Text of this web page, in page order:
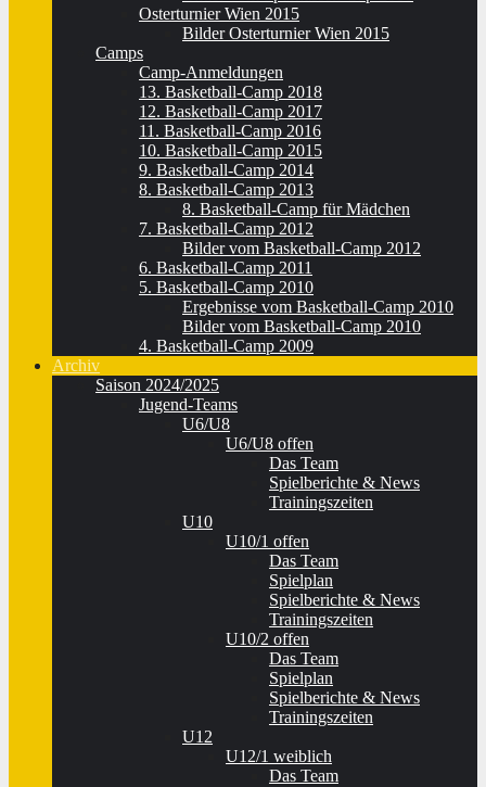
Osterturnier Wien 2015
Bilder Osterturnier Wien 2015
Camps
Camp-Anmeldungen
13. Basketball-Camp 2018
12. Basketball-Camp 2017
11. Basketball-Camp 2016
10. Basketball-Camp 2015
9. Basketball-Camp 2014
8. Basketball-Camp 2013
8. Basketball-Camp für Mädchen
7. Basketball-Camp 2012
Bilder vom Basketball-Camp 2012
6. Basketball-Camp 2011
5. Basketball-Camp 2010
Ergebnisse vom Basketball-Camp 2010
Bilder vom Basketball-Camp 2010
4. Basketball-Camp 2009
Archiv
Saison 2024/2025
Jugend-Teams
U6/U8
U6/U8 offen
Das Team
Spielberichte & News
Trainingszeiten
U10
U10/1 offen
Das Team
Spielplan
Spielberichte & News
Trainingszeiten
U10/2 offen
Das Team
Spielplan
Spielberichte & News
Trainingszeiten
U12
U12/1 weiblich
Das Team